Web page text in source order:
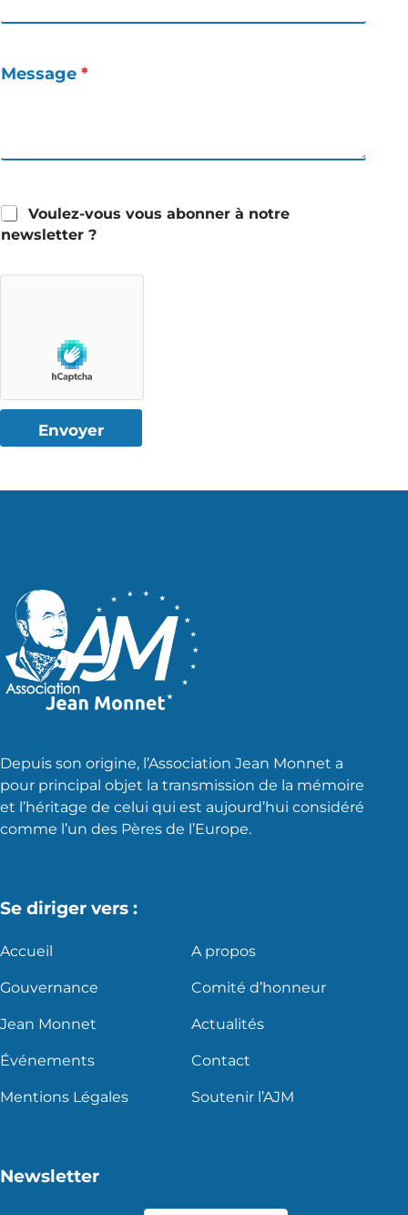
Message *
Voulez-vous vous abonner à notre
newsletter ?
Envoyer
Depuis son origine, l’Association Jean Monnet a
pour principal objet la transmission de la mémoire
et l’héritage de celui qui est aujourd’hui considéré
comme l’un des Pères de l’Europe.
Se diriger vers :
Accueil A propos
Gouvernance Comité d’honneur
Jean Monnet Actualités
Événements Contact
Mentions Légales Soutenir l’AJM
Newsletter